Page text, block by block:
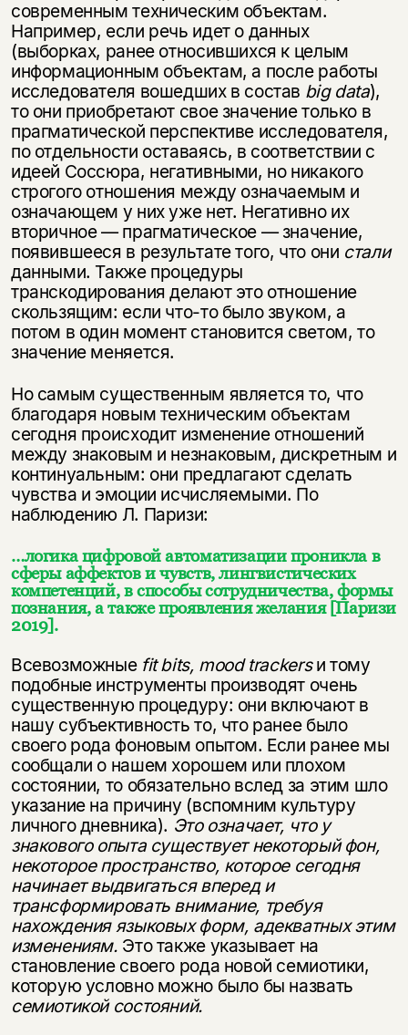
современным техническим объектам.
Например, если речь идет о данных
(выборках, ранее относившихся к целым
информационным объектам, а после работы
исследователя вошедших в состав big data),
то они приобретают свое значение только в
прагматической перспективе исследователя,
по отдельности оставаясь, в соответствии с
идеей Соссюра, негативными, но никакого
строгого отношения между означаемым и
означающем у них уже нет. Негативно их
вторичное — прагматическое — значение,
появившееся в результате того, что они стали
данными. Также процедуры
транскодирования делают это отношение
скользящим: если что-то было звуком, а
потом в один момент становится светом, то
значение меняется.
Но самым существенным является то, что
благодаря новым техническим объектам
сегодня происходит изменение отношений
между знаковым и незнаковым, дискретным и
континуальным: они предлагают сделать
чувства и эмоции исчисляемыми. По
наблюдению Л. Паризи:
…логика цифровой автоматизации проникла в
сферы аффектов и чувств, лингвистических
компетенций, в способы сотрудничества, формы
познания, а также проявления желания [Паризи
2019].
Всевозможные fit bits, mood trackersи тому
подобные инструменты производят очень
существенную процедуру: они включают в
нашу субъективность то, что ранее было
своего рода фоновым опытом. Если ранее мы
сообщали о нашем хорошем или плохом
состоянии, то обязательно вслед за этим шло
указание на причину (вспомним культуру
личного дневника). Это означает, что у
знакового опыта существует некоторый фон,
некоторое пространство, которое сегодня
начинает выдвигаться вперед и
трансформировать внимание, требуя
нахождения языковых форм, адекватных этим
изменениям. Это также указывает на
становление своего рода новой семиотики,
которую условно можно было бы назвать
семиотикой состояний.